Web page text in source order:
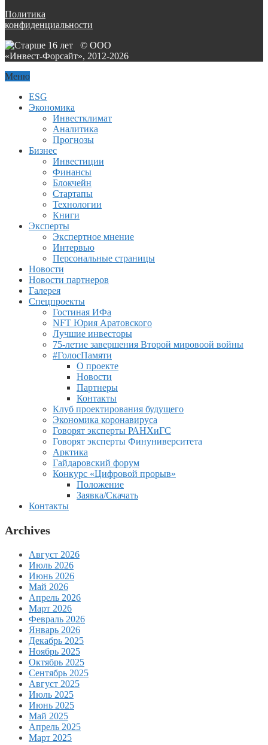
Политика
конфиденциальности
© ООО
«Инвест-Форсайт», 2012-2026
Меню
ESG
Экономика
Инвестклимат
Аналитика
Прогнозы
Бизнес
Инвестиции
Финансы
Блокчейн
Стартапы
Технологии
Книги
Эксперты
Экспертное мнение
Интервью
Персональные страницы
Новости
Новости партнеров
Галерея
Спецпроекты
Гостиная ИФа
NFT Юрия Аратовского
Лучшие инвесторы
75-летие завершения Второй мировоой войны
#ГолосПамяти
О проекте
Новости
Партнеры
Контакты
Клуб проектирования будущего
Экономика коронавируса
Говорят эксперты РАНХиГС
Говорят эксперты Финуниверситета
Арктика
Гайдаровский форум
Конкурс «Цифровой прорыв»
Положение
Заявка/Скачать
Контакты
Archives
Август 2026
Июль 2026
Июнь 2026
Май 2026
Апрель 2026
Март 2026
Февраль 2026
Январь 2026
Декабрь 2025
Ноябрь 2025
Октябрь 2025
Сентябрь 2025
Август 2025
Июль 2025
Июнь 2025
Май 2025
Апрель 2025
Март 2025